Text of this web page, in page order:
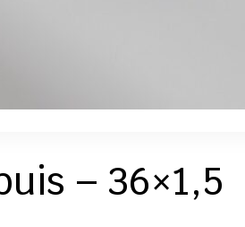
– 36×1,5